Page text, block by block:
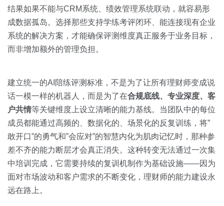
结果如果不能与CRM系统、绩效管理系统联动，就容易形
成数据孤岛。选择那些支持学练考评闭环、能连接现有企业
系统的解决方案，才能确保评测维度真正服务于业务目标，
而非增加额外的管理负担。
建立统一的AI陪练评测标准，不是为了让所有理财师变成说
话一模一样的机器人，而是为了在合规底线、专业深度、客
户共情等关键维度上设立清晰的能力基线。当团队中的每位
成员都能通过高频的、数据化的、场景化的反复训练，将”
敢开口”的勇气和”会应对”的智慧内化为肌肉记忆时，那种参
差不齐的能力断层才会真正消失。这种转变无法通过一次集
中培训完成，它需要持续的复训机制作为基础设施——因为
面对市场波动和客户需求的不断变化，理财师的能力建设永
远在路上。